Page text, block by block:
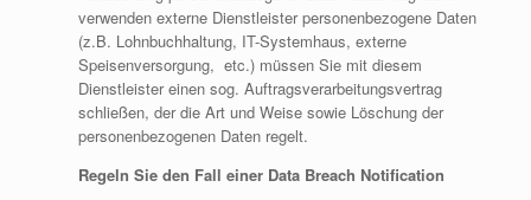
verwenden externe Dienstleister personenbezogene Daten
(z.B. Lohnbuchhaltung, IT-Systemhaus, externe
Speisenversorgung, etc.) müssen Sie mit diesem
Dienstleister einen sog. Auftragsverarbeitungsvertrag
schließen, der die Art und Weise sowie Löschung der
personenbezogenen Daten regelt.
Regeln Sie den Fall einer Data Breach Notification